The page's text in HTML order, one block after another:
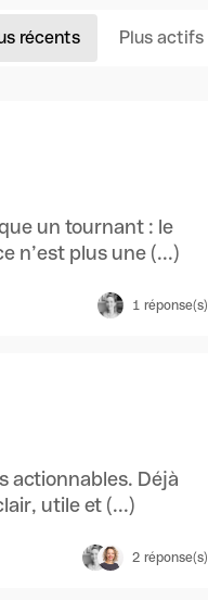
récents Plus actifs
un tournant : le
n’est plus une (...)
1 réponse(s)
actionnables. Déjà
utile et (...)
2 réponse(s)